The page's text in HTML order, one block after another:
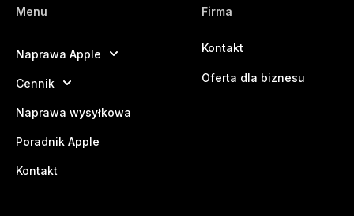
Menu
Naprawa Apple
Cennik
Naprawa wysyłkowa
Poradnik Apple
Kontakt
Firma
Kontakt
Oferta dla biznesu